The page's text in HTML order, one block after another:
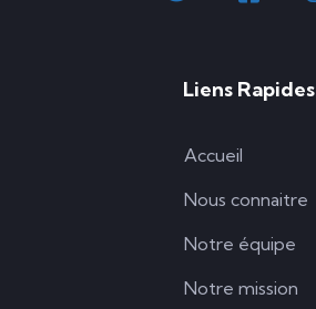
Liens Rapides
Accueil
Nous connaitre
Notre équipe
Notre mission